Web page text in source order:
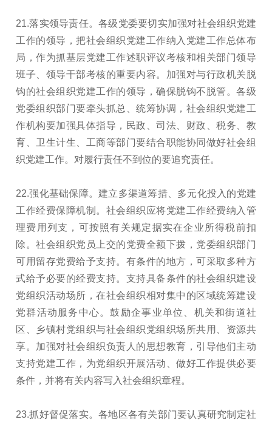
21.落实领导责任。各级党委要切实加强对社会组织党建
工作的领导，把社会组织党建工作纳入党建工作总体布
局，作为抓基层党建工作述职评议考核和相关部门领导
班子、领导干部考核的重要内容。加强对与行政机关脱
钩的社会组织党建工作的领导，确保脱钩不脱管。各级
党委组织部门要牵头抓总、统筹协调，社会组织党建工
作机构要加强具体指导，民政、司法、财政、税务、教
育、卫生计生、工商等部门要结合职能协同做好社会组
织党建工作。对履行责任不到位的要追究责任。
22.强化基础保障。建立多渠道筹措、多元化投入的党建
工作经费保障机制。社会组织应将党建工作经费纳入管
理费用列支，可按照有关规定据实在企业所得税前扣
除。社会组织党员上交的党费全额下拨，党委组织部门
可用留存党费给予支持。有条件的地方，可采取多种方
式给予必要的经费支持。支持具备条件的社会组织建设
党组织活动场所，在社会组织相对集中的区域统筹建设
党群活动服务中心。鼓励企事业单位、机关和街道社
区、乡镇村党组织与社会组织党组织场所共用、资源共
享。加强对社会组织负责人的思想教育，引导他们主动
支持党建工作，为党组织开展活动、做好工作提供必要
条件，并将有关内容写入社会组织章程。
23.抓好督促落实。各地区各有关部门要认真研究制定社